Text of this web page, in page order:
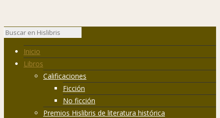
Inicio
Libros
Calificaciones
Ficción
No ficción
Premios Hislibris de literatura histórica